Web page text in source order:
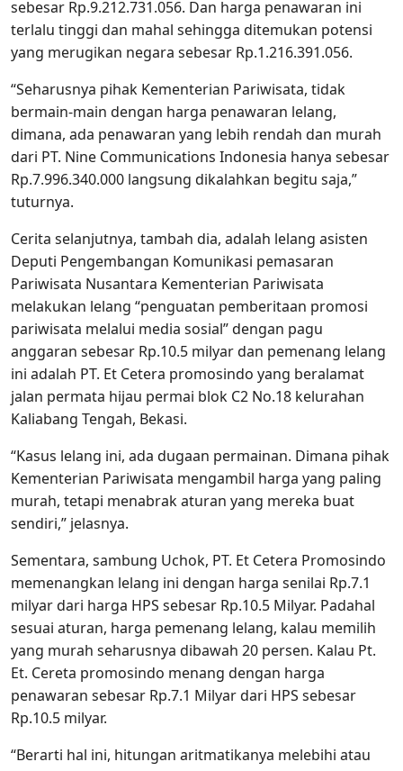
sebesar Rp.9.212.731.056. Dan harga penawaran ini
terlalu tinggi dan mahal sehingga ditemukan potensi
yang merugikan negara sebesar Rp.1.216.391.056.
“Seharusnya pihak Kementerian Pariwisata, tidak
bermain-main dengan harga penawaran lelang,
dimana, ada penawaran yang lebih rendah dan murah
dari PT. Nine Communications Indonesia hanya sebesar
Rp.7.996.340.000 langsung dikalahkan begitu saja,”
tuturnya.
Cerita selanjutnya, tambah dia, adalah lelang asisten
Deputi Pengembangan Komunikasi pemasaran
Pariwisata Nusantara Kementerian Pariwisata
melakukan lelang “penguatan pemberitaan promosi
pariwisata melalui media sosial” dengan pagu
anggaran sebesar Rp.10.5 milyar dan pemenang lelang
ini adalah PT. Et Cetera promosindo yang beralamat
jalan permata hijau permai blok C2 No.18 kelurahan
Kaliabang Tengah, Bekasi.
“Kasus lelang ini, ada dugaan permainan. Dimana pihak
Kementerian Pariwisata mengambil harga yang paling
murah, tetapi menabrak aturan yang mereka buat
sendiri,” jelasnya.
Sementara, sambung Uchok, PT. Et Cetera Promosindo
memenangkan lelang ini dengan harga senilai Rp.7.1
milyar dari harga HPS sebesar Rp.10.5 Milyar. Padahal
sesuai aturan, harga pemenang lelang, kalau memilih
yang murah seharusnya dibawah 20 persen. Kalau Pt.
Et. Cereta promosindo menang dengan harga
penawaran sebesar Rp.7.1 Milyar dari HPS sebesar
Rp.10.5 milyar.
“Berarti hal ini, hitungan aritmatikanya melebihi atau